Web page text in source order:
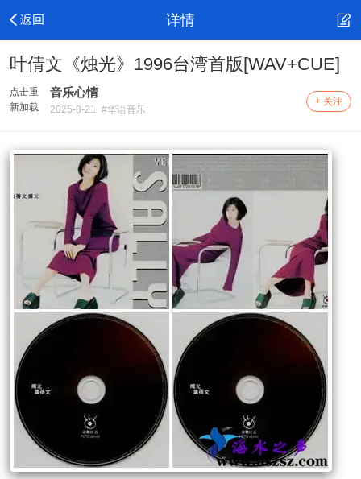
详情
叶倩文《烛光》1996台湾首版[WAV+CUE]
点击重
新加载
音乐心情
2025-8-21 #华语音乐
+ 关注